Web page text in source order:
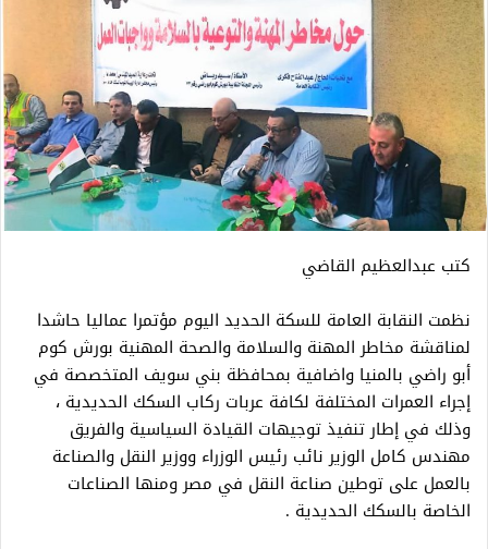
كتب عبدالعظيم القاضي
نظمت النقابة العامة للسكة الحديد اليوم مؤتمرا عماليا حاشدا
لمناقشة مخاطر المهنة والسلامة والصحة المهنية بورش كوم
أبو راضي بالمنيا واضافية بمحافظة بني سويف المتخصصة في
إجراء العمرات المختلفة لكافة عربات ركاب السكك الحديدية ،
وذلك في إطار تنفيذ توجيهات القيادة السياسية والفريق
مهندس كامل الوزير نائب رئيس الوزراء ووزير النقل والصناعة
بالعمل على توطين صناعة النقل في مصر ومنها الصناعات
الخاصة بالسكك الحديدية .